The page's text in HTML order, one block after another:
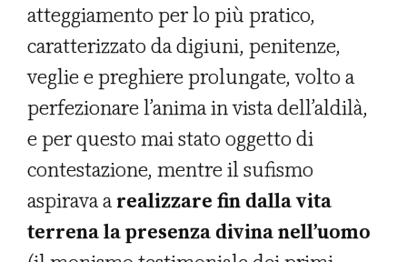
atteggiamento per lo più pratico,
caratterizzato da digiuni, penitenze,
veglie e preghiere prolungate, volto a
perfezionare l’anima in vista dell’aldilà,
e per questo mai stato oggetto di
contestazione, mentre il sufismo
aspirava arealizzare fin dalla vita
terrena la presenza divina nell’uomo